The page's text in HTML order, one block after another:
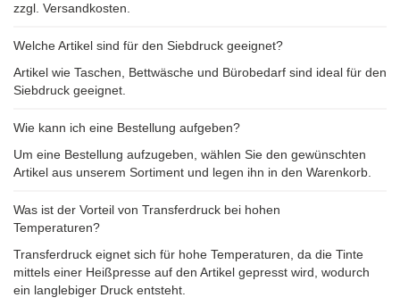
zzgl. Versandkosten.
Welche Artikel sind für den Siebdruck geeignet?
Artikel wie Taschen, Bettwäsche und Bürobedarf sind ideal für den
Siebdruck geeignet.
Wie kann ich eine Bestellung aufgeben?
Um eine Bestellung aufzugeben, wählen Sie den gewünschten
Artikel aus unserem Sortiment und legen ihn in den Warenkorb.
Was ist der Vorteil von Transferdruck bei hohen
Temperaturen?
Transferdruck eignet sich für hohe Temperaturen, da die Tinte
mittels einer Heißpresse auf den Artikel gepresst wird, wodurch
ein langlebiger Druck entsteht.